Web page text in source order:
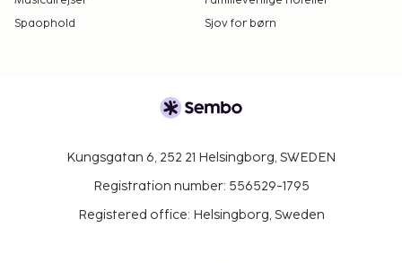
Spaophold
Sjov for børn
Kungsgatan 6, 252 21 Helsingborg, SWEDEN
Registration number: 556529-1795
Registered office: Helsingborg, Sweden